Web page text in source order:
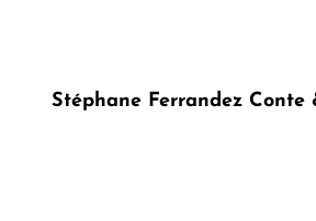
Stéphane Ferrandez Conte